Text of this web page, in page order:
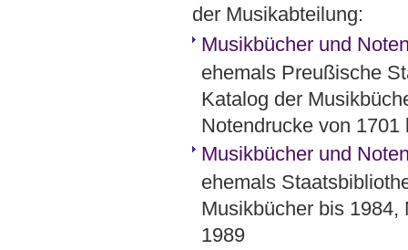
der Musikabteilung:
Musikbücher und
ehemals Preußische
Katalog der
Notendrucke von 1701
Musikbücher und
ehemals
Musikbücher bis
1989